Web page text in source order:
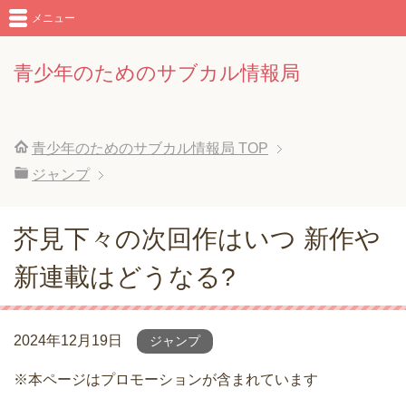
青少年のためのサブカル情報局
メニュー
青少年のためのサブカル情報局 TOP
ジャンプ
芥見下々の次回作はいつ 新作や
新連載はどうなる?
2024年12月19日 ジャンプ
※本ページはプロモーションが含まれています